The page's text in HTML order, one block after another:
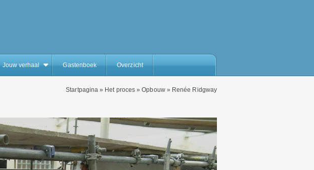
Jouw verhaal Gastenboek Overzicht
Startpagina » Het proces »Opbouw» Renée Ridgway